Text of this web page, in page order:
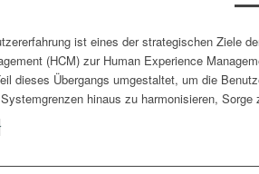
ist eines der strategischen Ziele
(HCM) zur Human Experience
dieses Übergangs umgestaltet, um die
hinaus zu harmonisieren, Sorge